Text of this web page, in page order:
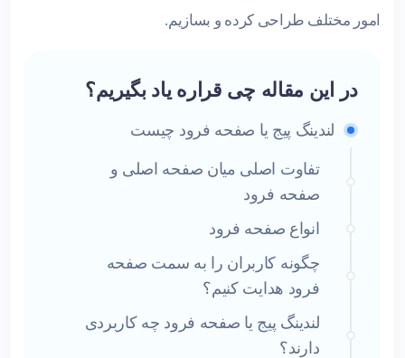
امور مختلف طراحی کرده و بسازیم.
در این مقاله چی قراره یاد بگیریم؟
لندینگ پیج یا صفحه فرود چیست
تفاوت اصلی میان صفحه اصلی و
صفحه فرود
انواع صفحه فرود
چگونه کاربران را به سمت صفحه
فرود هدایت کنیم؟
لندینگ پیج یا صفحه فرود چه کاربردی
دارند؟